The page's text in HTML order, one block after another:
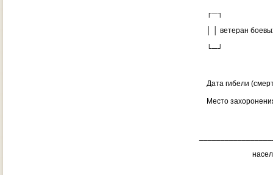
┌─┐
│ │ ветеран
└─┘
Дата гибели
Место